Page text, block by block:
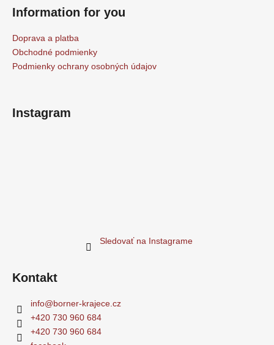
Information for you
Doprava a platba
Obchodné podmienky
Podmienky ochrany osobných údajov
Instagram
Sledovať na Instagrame
Kontakt
info@borner-krajece.cz
+420 730 960 684
+420 730 960 684